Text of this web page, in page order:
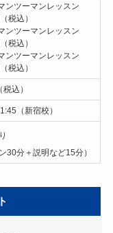
ンツーマンレッスン
税込）
ンツーマンレッスン
税込）
ンツーマンレッスン
税込）
込）
（新宿校）
30分＋説明など15分）